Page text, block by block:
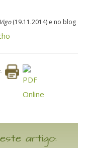
(19.11.2014) e no blog
artigo: